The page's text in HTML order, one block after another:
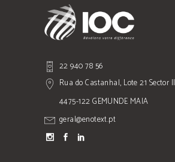
22 940 78 56
Rua do Castanhal, Lote 21 Sector II
4475-122 GEMUNDE MAIA
geral@enotext.pt